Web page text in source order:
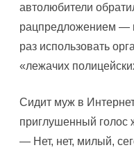
автолюбители
рацпредложением —
раз использовать
«лежачих
Сидит муж в
приглушенный голос
— Нет, нет, милый,